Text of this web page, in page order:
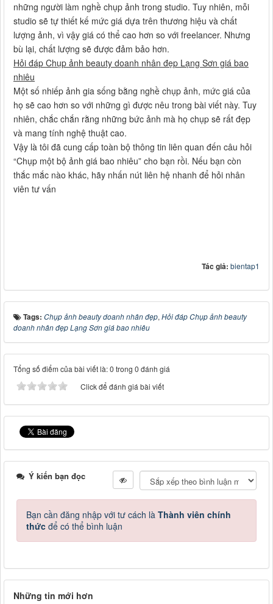
những người làm nghề chụp ảnh trong studio. Tuy nhiên, mỗi
studio sẽ tự thiết kế mức giá dựa trên thương hiệu và chất
lượng ảnh, vì vậy giá có thể cao hơn so với freelancer. Nhưng
bù lại, chất lượng sẽ được đảm bảo hơn.
Hỏi đáp Chụp ảnh beauty doanh nhân đẹp Lạng Sơn giá bao
nhiêu
Một số nhiếp ảnh gia sống bằng nghề chụp ảnh, mức giá của
họ sẽ cao hơn so với những gì được nêu trong bài viết này. Tuy
nhiên, chắc chắn rằng những bức ảnh mà họ chụp sẽ rất đẹp
và mang tính nghệ thuật cao.
Vậy là tôi đã cung cấp toàn bộ thông tin liên quan đến câu hỏi
“Chụp một bộ ảnh giá bao nhiêu” cho bạn rồi. Nếu bạn còn
thắc mắc nào khác, hãy nhấn nút liên hệ nhanh để hỏi nhân
viên tư vấn
Tác giả: bientap1
Tags: Chụp ảnh beauty doanh nhân đẹp, Hỏi đáp Chụp ảnh beauty
doanh nhân đẹp Lạng Sơn giá bao nhiêu
Tổng số điểm của bài viết là: 0 trong 0 đánh giá
Click để đánh giá bài viết
Ý kiến bạn đọc
Bạn cần đăng nhập với tư cách là Thành viên chính
thức để có thể bình luận
Những tin mới hơn